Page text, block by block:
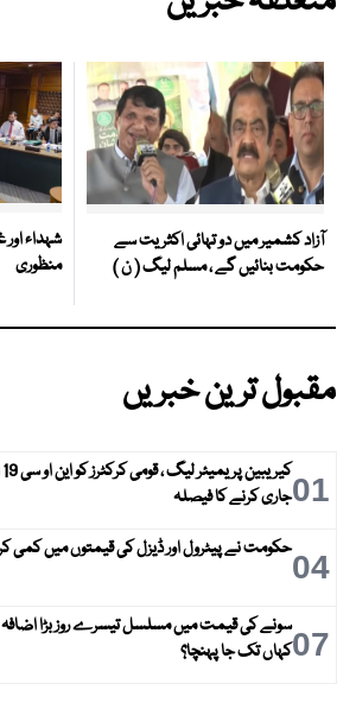
آزاد کشمیر میں دو تہائی اکثریت سے
حکومت بنائیں گے ، مسلم لیگ ( ن )
شہداء اور
منظوری
مقبول ترین خبریں
01جاری کرنے کا فیصلہ
04حکومت نے پیٹرول اور ڈیزل کی قیمتوں میں کمی
07سونے کی قیمت میں مسلسل تیسرے روز بڑا اضافہ
کہاں تک جا پہنچا؟